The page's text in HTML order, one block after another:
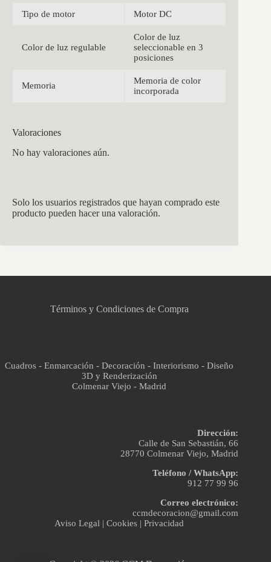
Tipo de motor Motor DC
Color de luz regulable
Color de luz
seleccionable en 3
posiciones
Memoria
Memoria de color
incorporada
Valoraciones
No hay valoraciones aún.
Solo los usuarios registrados que hayan comprado este
producto pueden hacer una valoración.
Términos y Condiciones de Compra
Cuadros - Enmarcación - Decoración - Interiorismo - Diseño
3D y Renderización
Colmenar Viejo - Madrid
Dirección:
Calle de San Sebastián, 66
28770 Colmenar Viejo, Madrid
Teléfono / WhatsApp:
912 77 99 96
Correo electrónico:
ccmdecoracion@gmail.com
Aviso Legal |Cookies |Privacidad
Asistente virtual · En línea